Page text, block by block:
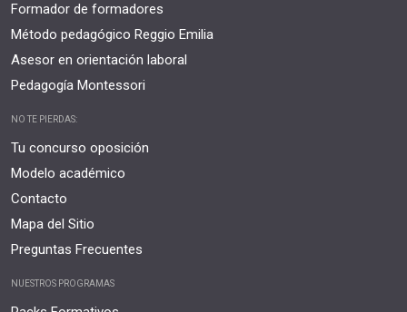
Formador de formadores
Método pedagógico Reggio Emilia
Asesor en orientación laboral
Pedagogía Montessori
NO TE PIERDAS:
Tu concurso oposición
Modelo académico
Contacto
Mapa del Sitio
Preguntas Frecuentes
NUESTROS PROGRAMAS